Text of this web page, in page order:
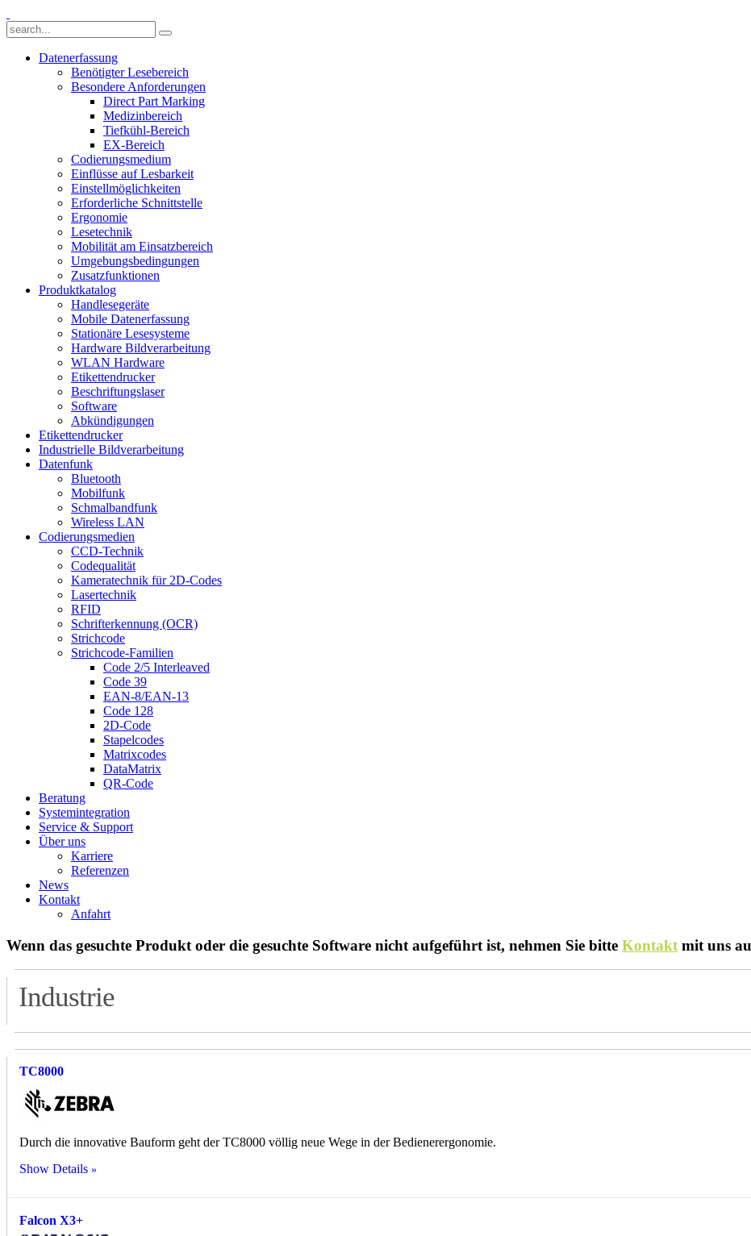
Datenerfassung
Benötigter Lesebereich
Besondere Anforderungen
Direct Part Marking
Medizinbereich
Tiefkühl-Bereich
EX-Bereich
Codierungsmedium
Einflüsse auf Lesbarkeit
Einstellmöglichkeiten
Erforderliche Schnittstelle
Ergonomie
Lesetechnik
Mobilität am Einsatzbereich
Umgebungsbedingungen
Zusatzfunktionen
Produktkatalog
Handlesegeräte
Mobile Datenerfassung
Stationäre Lesesysteme
Hardware Bildverarbeitung
WLAN Hardware
Etikettendrucker
Beschriftungslaser
Software
Abkündigungen
Etikettendrucker
Industrielle Bildverarbeitung
Datenfunk
Bluetooth
Mobilfunk
Schmalbandfunk
Wireless LAN
Codierungs­medien
CCD-Technik
Codequalität
Kameratechnik für 2D-Codes
Lasertechnik
RFID
Schrifterkennung (OCR)
Strichcode
Strichcode-Familien
Code 2/5 Interleaved
Code 39
EAN-8/EAN-13
Code 128
2D-Code
Stapelcodes
Matrixcodes
DataMatrix
QR-Code
Beratung
System­integration
Service & Support
Über uns
Karriere
Referenzen
News
Kontakt
Anfahrt
Wenn das gesuchte Produkt oder die gesuchte Software nicht aufgeführt ist, nehmen Sie bitte Kontakt mit uns
Industrie
TC8000
Durch die innovative Bauform geht der TC8000 völlig neue Wege in der Bedienerergonomie.
Show Details
Falcon X3+